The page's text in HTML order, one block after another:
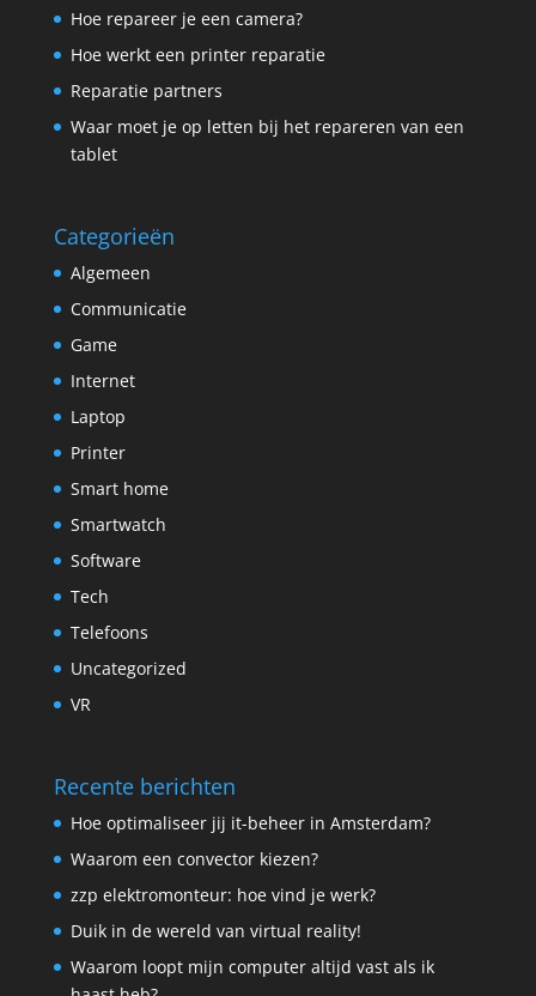
Hoe repareer je een camera?
Hoe werkt een printer reparatie
Reparatie partners
Waar moet je op letten bij het repareren van een
tablet
Categorieën
Algemeen
Communicatie
Game
Internet
Laptop
Printer
Smart home
Smartwatch
Software
Tech
Telefoons
Uncategorized
VR
Recente berichten
Hoe optimaliseer jij it-beheer in Amsterdam?
Waarom een convector kiezen?
zzp elektromonteur: hoe vind je werk?
Duik in de wereld van virtual reality!
Waarom loopt mijn computer altijd vast als ik